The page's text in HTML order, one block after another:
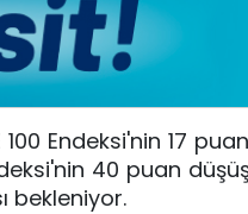
Endeksi'nin 17
40 puan
bekleniyor.